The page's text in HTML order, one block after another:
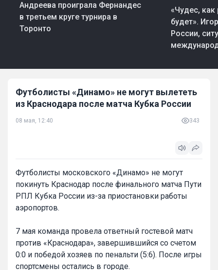
Андреева проиграла Фернандес
в третьем круге турнира в
Торонто
«Чудес,
будет».
России,
Футболисты «Динамо» не могут вылететь
из Краснодара после матча Кубка России
08 мая, 12:40 343
Футболисты московского «Динамо» не могут
покинуть Краснодар после финального матча Пути
РПЛ Кубка России из-за приостановки работы
аэропортов.
7 мая команда провела ответный гостевой матч
против «Краснодара», завершившийся со счетом
0:0 и победой хозяев по пенальти (5:6). После игры
спортсмены остались в городе.